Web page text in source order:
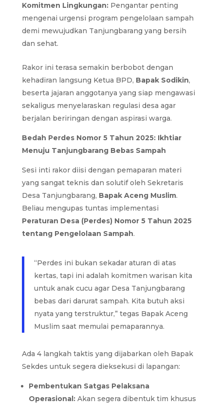
Komitmen Lingkungan:Pengantar penting
mengenai urgensi program pengelolaan sampah
demi mewujudkan Tanjungbarang yang bersih
dan sehat.
Rakor ini terasa semakin berbobot dengan
kehadiran langsung Ketua BPD, Bapak Sodikin,
beserta jajaran anggotanya yang siap mengawasi
sekaligus menyelaraskan regulasi desa agar
berjalan beriringan dengan aspirasi warga.
Bedah Perdes Nomor 5 Tahun 2025: Ikhtiar
Menuju Tanjungbarang Bebas Sampah
Sesi inti rakor diisi dengan pemaparan materi
yang sangat teknis dan solutif oleh Sekretaris
Desa Tanjungbarang, Bapak Aceng Muslim.
Beliau mengupas tuntas implementasi
Peraturan Desa (Perdes) Nomor 5 Tahun 2025
tentang Pengelolaan Sampah.
“Perdes ini bukan sekadar aturan di atas
kertas, tapi ini adalah komitmen warisan kita
untuk anak cucu agar Desa Tanjungbarang
bebas dari darurat sampah. Kita butuh aksi
nyata yang terstruktur,” tegas Bapak Aceng
Muslim saat memulai pemaparannya.
Ada 4 langkah taktis yang dijabarkan oleh Bapak
Sekdes untuk segera dieksekusi di lapangan:
Pembentukan Satgas Pelaksana
Operasional:Akan segera dibentuk tim khusus